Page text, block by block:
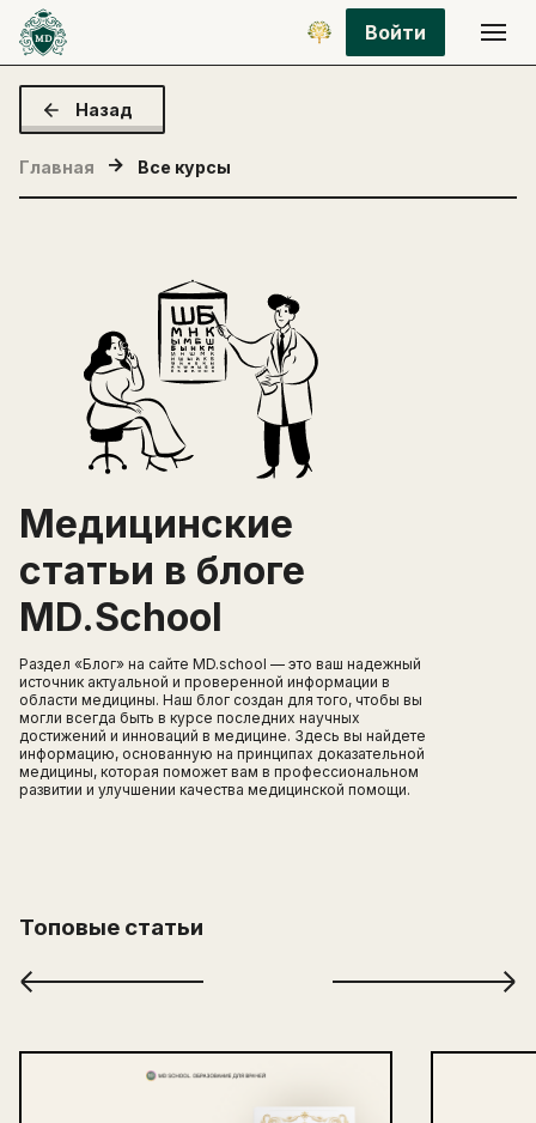
Войти
Назад
Главная Все курсы
Медицинские
статьи в блоге
MD.School
Раздел «Блог» на сайте MD.school — это ваш надежный
источник актуальной и проверенной информации в
области медицины. Наш блог создан для того, чтобы вы
могли всегда быть в курсе последних научных
достижений и инноваций в медицине. Здесь вы найдете
информацию, основанную на принципах доказательной
медицины, которая поможет вам в профессиональном
развитии и улучшении качества медицинской помощи.
Топовые статьи